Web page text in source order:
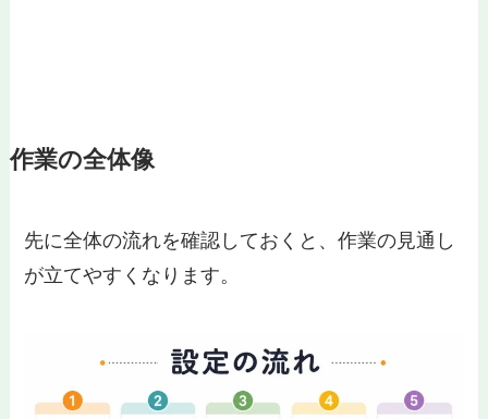
作業の全体像
先に全体の流れを確認しておくと、作業の見通し
が立てやすくなります。